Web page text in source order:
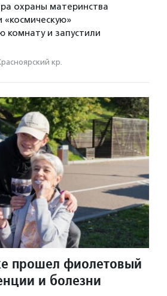
охраны материнства
«космическую»
комнату и запустили
кр.
прошел фиолетовый
и болезни